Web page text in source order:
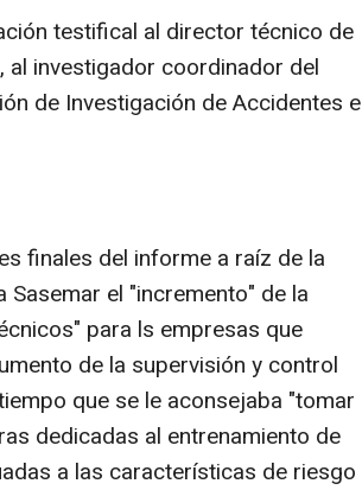
testifical al director técnico de
al investigador coordinador del
de Investigación de Accidentes e
finales del informe a raíz de la
el "incremento" de la
para ls empresas que
de la supervisión y control
que se le aconsejaba "tomar
dedicadas al entrenamiento de
a las características de riesgo